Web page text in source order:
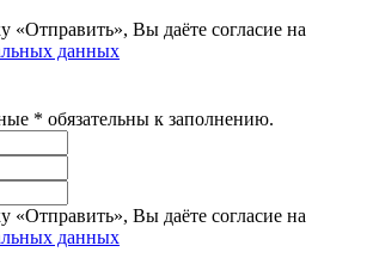
«Отправить», Вы даёте согласие на
данных
* обязательны к заполнению.
«Отправить», Вы даёте согласие на
данных